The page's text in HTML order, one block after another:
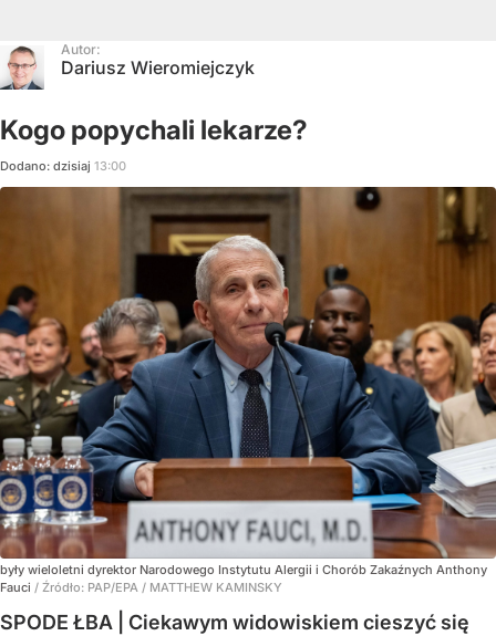
Autor:
Dariusz Wieromiejczyk
Kogo popychali lekarze?
Dodano: dzisiaj 13:00
były wieloletni dyrektor Narodowego Instytutu Alergii i Chorób Zakaźnych Anthony
Fauci / Źródło: PAP/EPA / MATTHEW KAMINSKY
SPODE ŁBA | Ciekawym widowiskiem cieszyć się